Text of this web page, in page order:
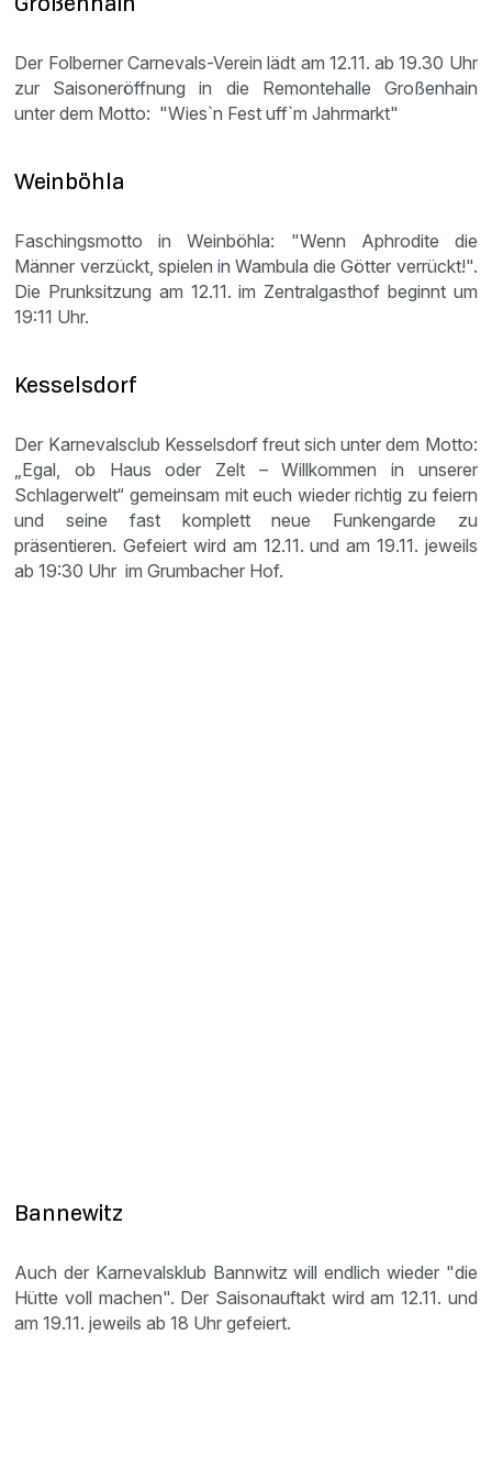
Der Folberner Carnevals-Verein lädt am 12.11. ab 19.30 Uhr
zur Saisoneröffnung in die Remontehalle Großenhain
unter dem Motto: "Wies`n Fest uff`m Jahrmarkt"
Weinböhla
Faschingsmotto in Weinböhla: "Wenn Aphrodite die
Männer verzückt, spielen in Wambula die Götter verrückt!".
Die Prunksitzung am 12.11. im Zentralgasthof beginnt um
19:11 Uhr.
Kesselsdorf
Der Karnevalsclub Kesselsdorf freut sich unter dem Motto:
„Egal, ob Haus oder Zelt – Willkommen in unserer
Schlagerwelt“ gemeinsam mit euch wieder richtig zu feiern
und seine fast komplett neue Funkengarde zu
präsentieren. Gefeiert wird am 12.11. und am 19.11. jeweils
ab 19:30 Uhr im Grumbacher Hof.
Bannewitz
Auch der Karnevalsklub Bannwitz will endlich wieder "die
Hütte voll machen". Der Saisonauftakt wird am 12.11. und
am 19.11. jeweils ab 18 Uhr gefeiert.